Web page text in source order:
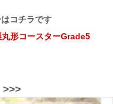
コチラです
丸形コースターGrade5